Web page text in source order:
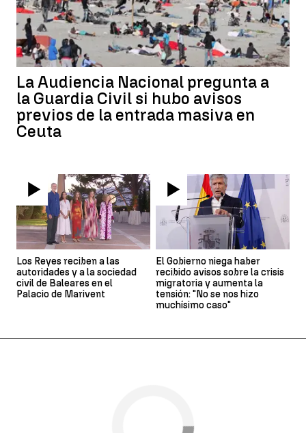
La Audiencia Nacional pregunta a
la Guardia Civil si hubo avisos
previos de la entrada masiva en
Ceuta
Los Reyes reciben a las
autoridades y a la sociedad
civil de Baleares en el
Palacio de Marivent
El Gobierno niega haber
recibido avisos sobre la crisis
migratoria y aumenta la
tensión: "No se nos hizo
muchísimo caso"